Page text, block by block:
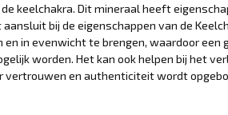
keelchakra. Dit mineraal heeft
bij de eigenschappen van de
en in evenwicht te brengen, waardoor
worden. Het kan ook helpen bij het
vertrouwen en authenticiteit wordt